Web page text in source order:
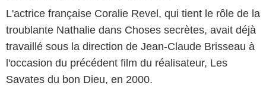
L'actrice française Coralie Revel, qui tient le rôle de la
troublante Nathalie dans Choses secrètes, avait déjà
travaillé sous la direction de Jean-Claude Brisseau à
l'occasion du précédent film du réalisateur, Les
Savates du bon Dieu, en 2000.